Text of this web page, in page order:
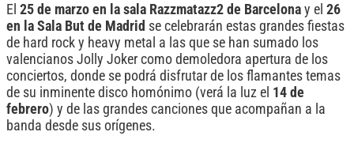
El 25 de marzo en la sala Razzmatazz2 de Barcelona y el 26
en la Sala But de Madrid se celebrarán estas grandes fiestas
de hard rock y heavy metal a las que se han sumado los
valencianos Jolly Joker como demoledora apertura de los
conciertos, donde se podrá disfrutar de los flamantes temas
de su inminente disco homónimo (verá la luz el 14 de
febrero) y de las grandes canciones que acompañan a la
banda desde sus orígenes.